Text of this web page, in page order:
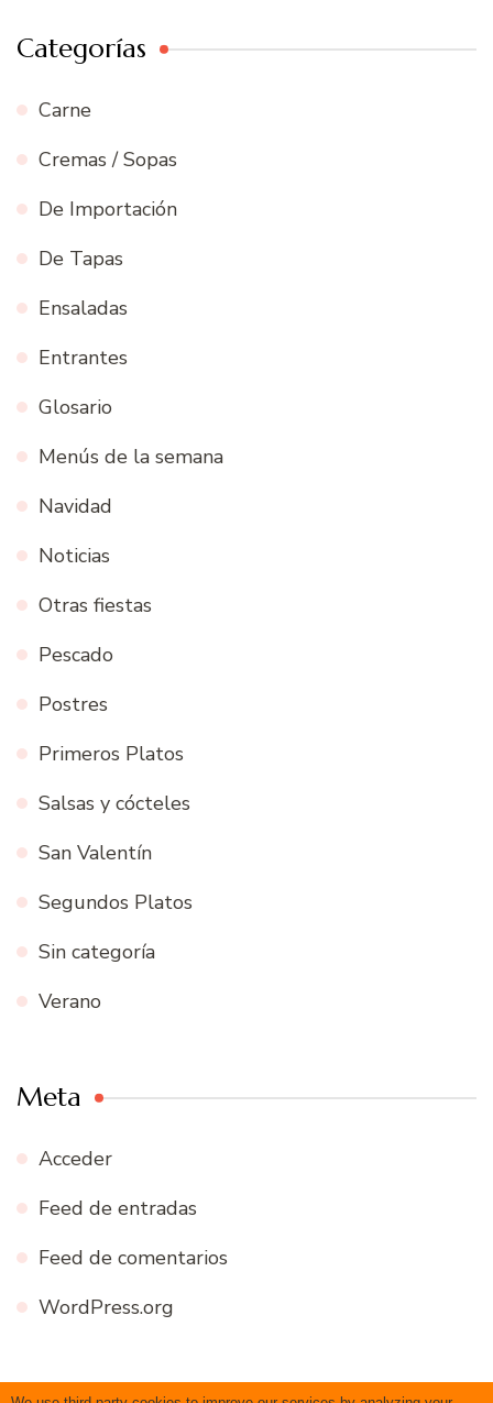
Categorías
Carne
Cremas / Sopas
De Importación
De Tapas
Ensaladas
Entrantes
Glosario
Menús de la semana
Navidad
Noticias
Otras fiestas
Pescado
Postres
Primeros Platos
Salsas y cócteles
San Valentín
Segundos Platos
Sin categoría
Verano
Meta
Acceder
Feed de entradas
Feed de comentarios
WordPress.org